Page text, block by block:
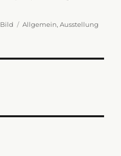
Format
Bild Kategorien
Allgemein,Ausstellung